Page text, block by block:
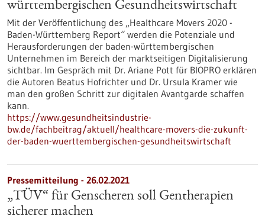
württembergischen Gesundheitswirtschaft
Mit der Veröffentlichung des „Healthcare Movers 2020 -
Baden-Württemberg Report“ werden die Potenziale und
Herausforderungen der baden-württembergischen
Unternehmen im Bereich der marktseitigen Digitalisierung
sichtbar. Im Gespräch mit Dr. Ariane Pott für BIOPRO erklären
die Autoren Beatus Hofrichter und Dr. Ursula Kramer wie
man den großen Schritt zur digitalen Avantgarde schaffen
kann.
https://www.gesundheitsindustrie-
bw.de/fachbeitrag/aktuell/healthcare-movers-die-zukunft-
der-baden-wuerttembergischen-gesundheitswirtschaft
Pressemitteilung - 26.02.2021
„TÜV“ für Genscheren soll Gentherapien
sicherer machen